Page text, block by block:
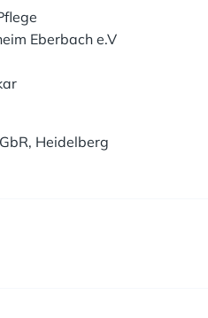
Eberbach e.V
Heidelberg